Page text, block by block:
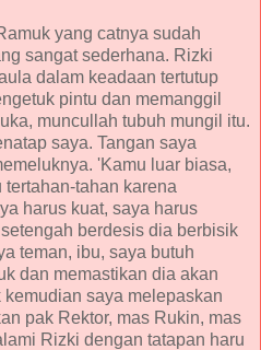
yang catnya sudah
sangat sederhana. Rizki
dalam keadaan tertutup
pintu dan memanggil
muncullah tubuh mungil itu.
saya. Tangan saya
'Kamu luar biasa,
tertahan-tahan karena
harus kuat, saya harus
berdesis dia berbisik
teman, ibu, saya butuh
dan memastikan dia akan
saya melepaskan
pak Rektor, mas Rukin, mas
Rizki dengan tatapan haru